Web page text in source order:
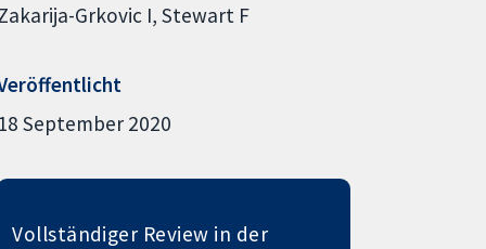
Grkovic I Stewart F
18 September 2020
Vollständiger Review in der